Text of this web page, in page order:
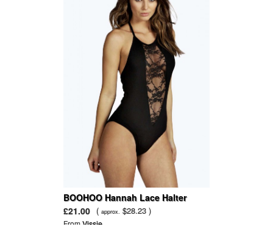
BOOHOO Hannah Lace Halter
Bodysuit
£21.00 ( approx. $28.23 )
FromVissie